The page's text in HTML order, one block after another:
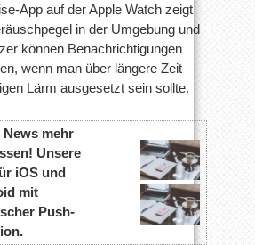
App auf der Apple Watch zeigt
in der Umgebung und
können Benachrichtigungen
wenn man über längere Zeit
Lärm ausgesetzt sein sollte.
News mehr
Unsere
iOS und
mit
Push-